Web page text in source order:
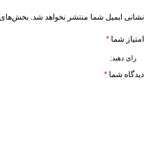
نشانی ایمیل شما منتشر نخواهد شد. بخش‌های
امتیاز شما *
دیدگاه شما *